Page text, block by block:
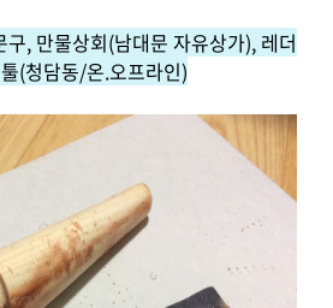
, 만물상회(남대문 자유상가), 레더
(청담동/온.오프라인)